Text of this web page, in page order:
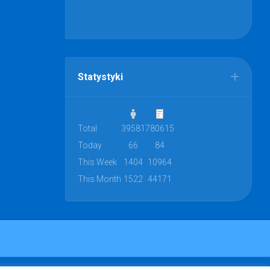
Statystyki
Total 39581 780615
Today
66
84
This Week
1404 10964
This Month 1522 44171